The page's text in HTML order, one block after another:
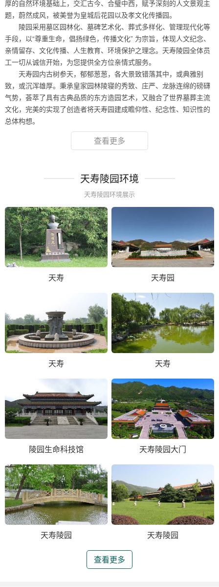
厚的自然环境基础上，交汇古今、合璧中西，赋予深刻的人文景观主
题，蔚然成风，被美誉为皇城后花园以及孝文化传播园。
陵园采用墓区园林化、墓碑艺术化、葬式多样化、管理现代化等
手段，以“尊重生命，倡扬绿色，传播文化” 为宗旨，体现人文纪念、
亲情留存、文化传播、人生教育、环境保护之理念。天寿陵园全体员
工一切从诚信开始，为您提供全方位亲情式服务。
天寿园内古树参天，郁郁葱葱，各大景致错落其中，或典雅别
致，或沉浑雄厚。秉承皇家园林陵寝的秀致、庄严、龙脉连绵的磅礴
气势，荟萃了具有古典品质的东方造园艺术，又融合了世界墓葬主流
文化，完美的实现了创造者将天寿园建成瞻仰性、纪念性、知识性的
总体构想。
查看更多
天寿陵园环境
天寿陵园环境展示
天寿 天寿园
天寿 天寿
陵园生命科技馆 天寿陵园大门
天寿陵园 天寿陵园
查看更多